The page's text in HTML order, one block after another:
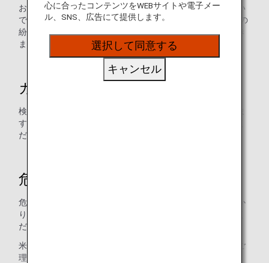
お預けになる手荷物の中には、貴重品、高価品等は含まない
でください。紛失等の可能性もございます。 なお、内容物の
紛失については、原則としてANAでは免責とさせていただき
ますので予めご了承ください。
カメラフィルムについて
検査機器により未現像のフィルムが感光するなど影響が出ま
すので、お預けする手荷物ではなく機内持ち込みでお運びく
ださい。
危険品のお取り扱いについて
危険品につきましては法令により機内への持ち込み、お預か
りはできません。詳細につきましては弊社係員までお尋ねく
ださい。
米国当局要請による安全確保の検査となっておりますのでご
理解ご協力の程お願い申し上げます。なお、
心に合ったコンテンツをWEBサイトや電子メー
ル、SNS、広告にて提供します。
選択して同意する
キャンセル